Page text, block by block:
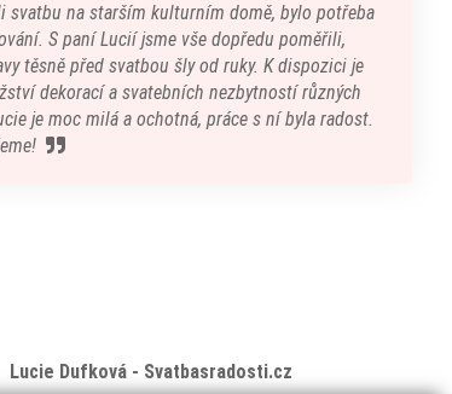
svatbu na starším kulturním domě, bylo potřeba
S paní Lucií jsme vše dopředu poměřili,
těsně před svatbou šly od ruky. K dispozici je
dekorací a svatebních nezbytností různých
je moc milá a ochotná, práce s ní byla radost.
Lucie Dufková - Svatbasradosti.cz